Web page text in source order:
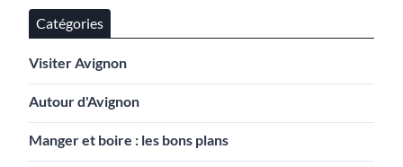
Catégories
Visiter Avignon
Autour d'Avignon
Manger et boire : les bons plans